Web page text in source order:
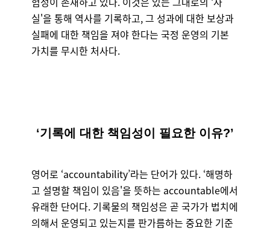
실'을 통해 역사를 기록하고, 그 성과에 대한 보상과
실패에 대한 책임을 져야 한다는 국정 운영의 기본
가치를 무시한 처사다.
‘기록에 대한 책임성이 필요한 이유?’
영어로 ‘accountability’라는 단어가 있다. ‘해명하
고 설명할 책임이 있음'을 뜻하는 accountable에서
유래한 단어다. 기록물의 책임성은 곧 국가가 법치에
의해서 운영되고 있는지를 판가름하는 중요한 기준